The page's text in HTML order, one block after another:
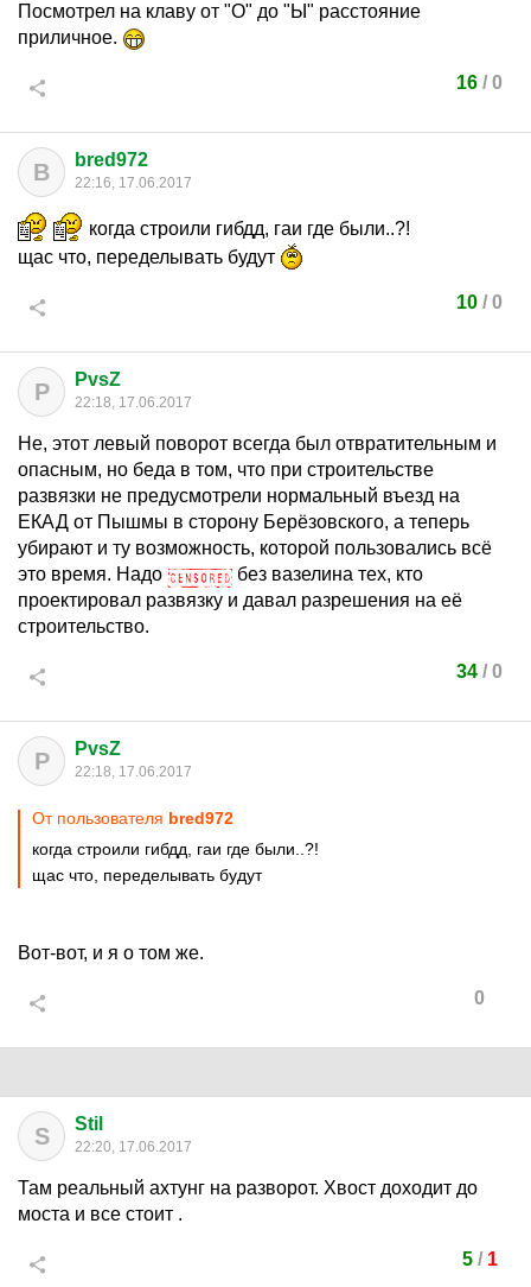
Посмотрел на клаву от "О" до "Ы" расстояние
приличное.
16 / 0
B bred972
22:16, 17.06.2017
когда строили гибдд, гаи где были..?!
щас что, переделывать будут
10 / 0
P PvsZ
22:18, 17.06.2017
Не, этот левый поворот всегда был отвратительным и
опасным, но беда в том, что при строительстве
развязки не предусмотрели нормальный въезд на
ЕКАД от Пышмы в сторону Берёзовского, а теперь
убирают и ту возможность, которой пользовались всё
это время. Надо
без вазелина тех, кто
проектировал развязку и давал разрешения на её
строительство.
34 / 0
P PvsZ
22:18, 17.06.2017
От пользователя bred972
когда строили гибдд, гаи где были..?!
щас что, переделывать будут
Вот-вот, и я о том же.
0
S Stil
22:20, 17.06.2017
Там реальный ахтунг на разворот. Хвост доходит до
моста и все стоит .
5/ 1